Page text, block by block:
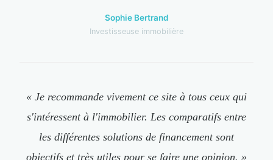
Sophie Bertrand
Investisseuse immobilière
« Je recommande vivement ce site à tous ceux qui
s'intéressent à l'immobilier. Les comparatifs entre
les différentes solutions de financement sont
objectifs et très utiles pour se faire une opinion. »